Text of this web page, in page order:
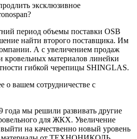
эксклюзивное
период объемы поставки OSB
найти второго поставщика. Им
А с увеличением продаж
материалов линейки
гибкой черепицы SHINGLAS.
о вашем сотрудничестве с
года мы решили развивать другие
для ЖКХ. Увеличение
на качественно новый уровень